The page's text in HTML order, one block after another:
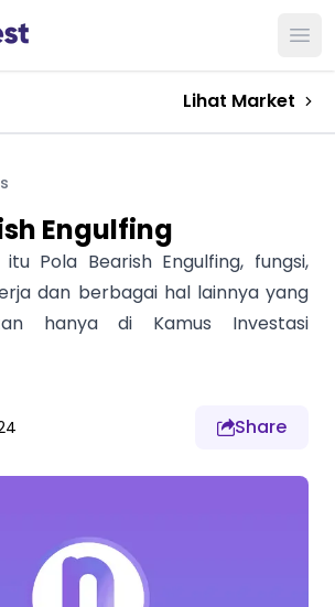
Lihat Market
Engulfing
Pola Bearish Engulfing, fungsi,
dan berbagai hal lainnya yang
hanya di Kamus Investasi
Share